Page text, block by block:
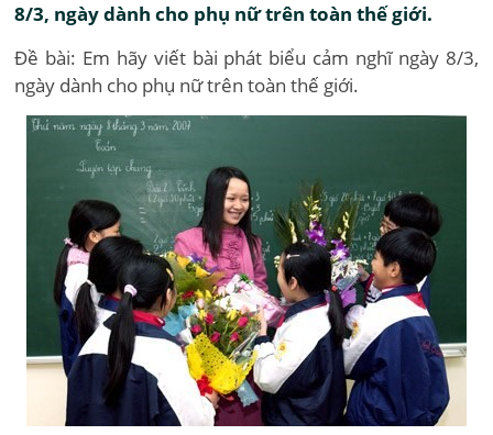
8/3, ngày dành cho phụ nữ trên toàn thế giới.
Đề bài: Em hãy viết bài phát biểu cảm nghĩ ngày 8/3,
ngày dành cho phụ nữ trên toàn thế giới.